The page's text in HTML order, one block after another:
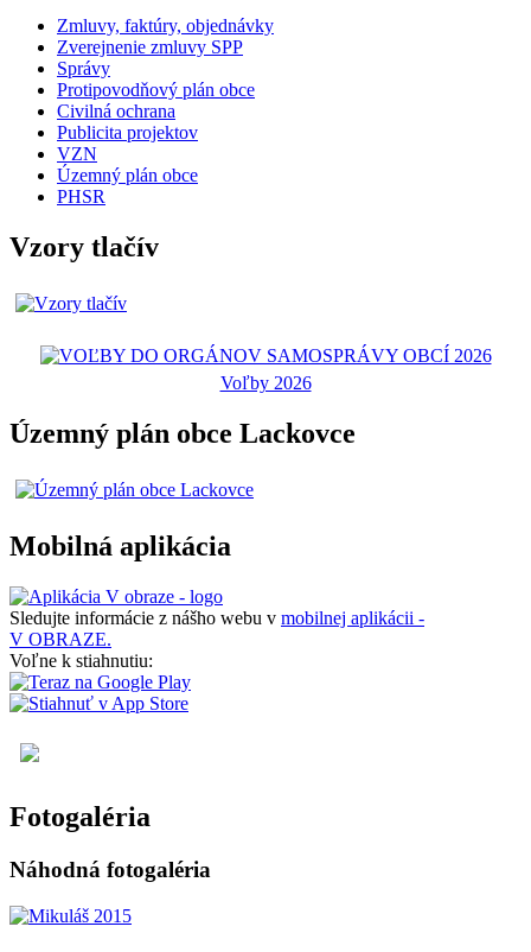
Zmluvy, faktúry, objednávky
Zverejnenie zmluvy SPP
Správy
Protipovodňový plán obce
Civilná ochrana
Publicita projektov
VZN
Územný plán obce
PHSR
Vzory tlačív
Voľby 2026
Územný plán obce Lackovce
Mobilná aplikácia
Sledujte informácie z nášho webu v mobilnej aplikácii -
V OBRAZE.
Voľne k stiahnutiu:
Fotogaléria
Náhodná fotogaléria